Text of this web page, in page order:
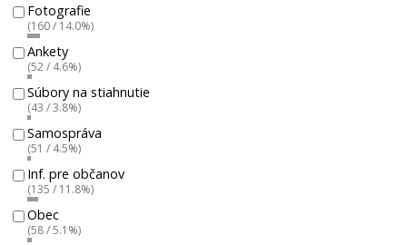
Fotografie
(160 / 14.0%)
Ankety
(52 / 4.6%)
Súbory na stiahnutie
(43 / 3.8%)
Samospráva
(51 / 4.5%)
Inf. pre občanov
(135 / 11.8%)
Obec
(58 / 5.1%)